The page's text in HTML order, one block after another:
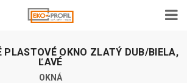
PLASTOVÉ OKNO ZLATÝ DUB/BIELA,
ĽAVÉ
OKNÁ